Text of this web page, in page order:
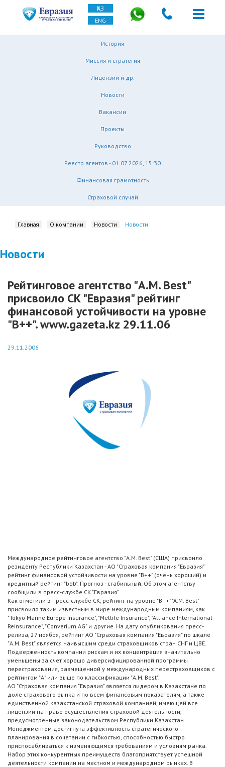
ҚАЗ
ENG
История
Миссия и стратегия
Лицензии и др.
Новости
Вакансии
Проекты
Руководство
Реестр агентов - 01.07.2026, 15:30
Финансовая грамотность
Страховой случай
Главная О компании Новости Новости
Новости
Рейтинговое агентство "A.M. Best"
присвоило СК "Евразия" рейтинг
финансовой устойчивости на уровне
"B++". www.gazeta.kz 29.11.06
29.11.2006
Международное рейтинговое агентство "A.M. Best" (США) присвоило
резиденту Республики Казахстан - АО "Страховая компания "Евразия"
рейтинг финансовой устойчивости на уровне "B++" (очень хороший) и
кредитный рейтинг "bbb". Прогноз - стабильный. Об этом агентству
сообщили в пресс-службе СК "Евразия"
Как отметили в пресс-службе СК, рейтинг на уровне "B++" "A.M. Best"
присвоило таким известным в мире международным компаниям, как
"Tokyo Marine Europe Insurance", "Metlife Insurance", "Alliance International
Reinsurance", "Converium AG" и другие. На дату опубликования пресс-
релиза, 27 ноября, рейтинг АО "Страховая компания "Евразия" по шкале
"A.M. Best" является наивысшим среди страховщиков стран СНГ и ЦВЕ.
Подверженность компании рискам и их концентрация значительно
уменьшены за счет хорошо диверсифицированной программы
перестрахования, размещенной у международных перестраховщиков с
рейтингом "А" или выше по классификации "A.M. Best".
АО "Страховая компания "Евразия" является лидером в Казахстане по
доле страхового рынка и по всем финансовым показателям, а также
единственной казахстанской страховой компанией, имеющей все
лицензии на право осуществления страховой деятельности,
предусмотренные законодательством Республики Казахстан.
Менеджментом достигнута эффективность стратегического
планирования в сочетании с гибкостью, способностью быстро
приспосабливаться к изменяющимся требованиям и условиям рынка.
Набор этих конкурентных преимуществ благоприятствует успешной
деятельности компании на местном и международном рынках. В